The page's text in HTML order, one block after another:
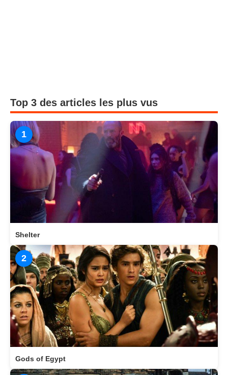
Top 3 des articles les plus vus
1
Shelter
2
Gods of Egypt